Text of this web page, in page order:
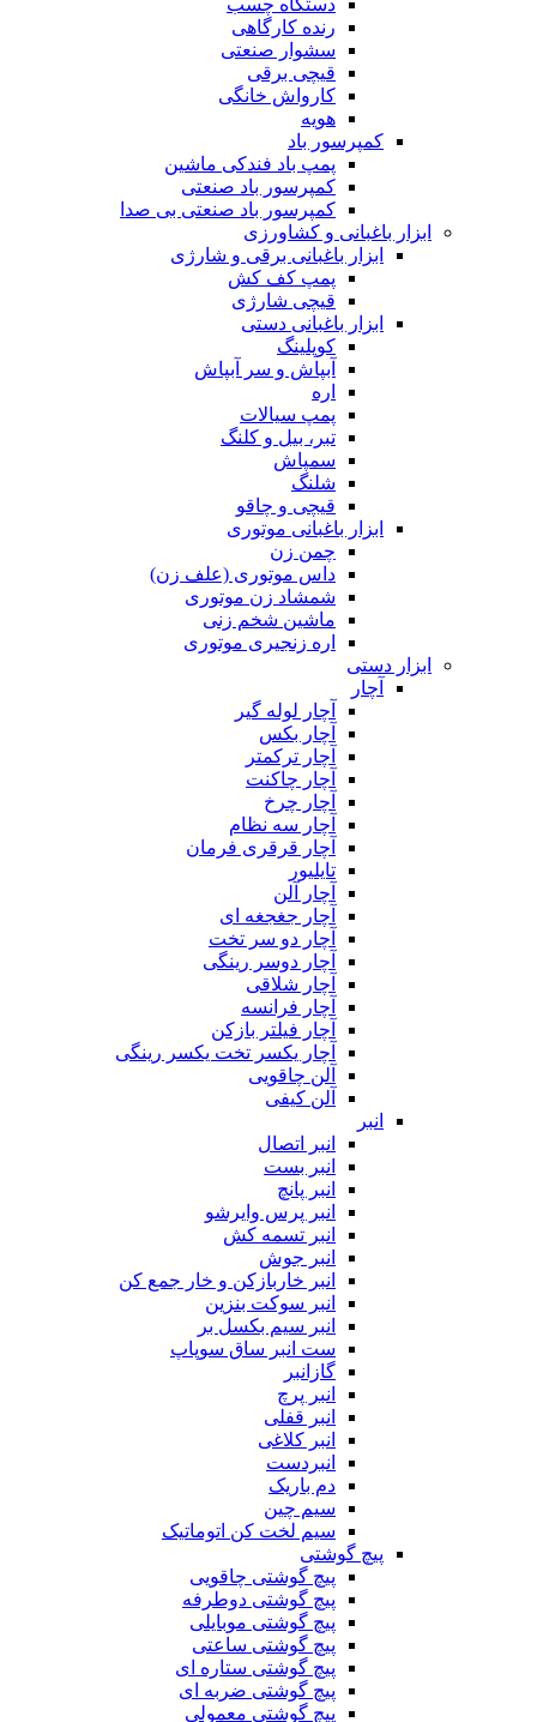
رنده کارگاهی
سشوار صنعتی
قیچی برقی
کارواش خانگی
هویه
کمپرسور باد
پمپ باد فندکی ماشین
کمپرسور باد صنعتی
کمپرسور باد صنعتی بی صدا
ابزار باغبانی و کشاورزی
ابزار باغبانی برقی و شارژی
پمپ کف کش
قیچی شارژی
ابزار باغبانی دستی
کوپلینگ
آبپاش و سر آبپاش
اره
پمپ سیالات
تبر، بیل و کلنگ
سمپاش
شلنگ
قیچی و چاقو
ابزار باغبانی موتوری
چمن زن
داس موتوری (علف زن)
شمشاد زن موتوری
ماشین شخم زنی
اره زنجیری موتوری
ابزار دستی
آچار
آچار لوله گیر
آچار بکس
آچار ترکمتر
آچار چاکنت
آچار چرخ
آچار سه نظام
آچار قرقری فرمان
تایلیور
آچار آلن
آچار جغجغه ای
آچار دو سر تخت
آچار دوسر رینگی
آچار شلاقی
آچار فرانسه
آچار فیلتر بازکن
آچار یکسر تخت یکسر رینگی
آلن چاقویی
آلن کیفی
انبر
انبر اتصال
انبر بست
انبر پانچ
انبر پرس وایرشو
انبر تسمه کش
انبر جوش
انبر خاربازکن و خار جمع کن
انبر سوکت بنزین
انبر سیم بکسل بر
ست انبر ساق سوپاپ
گازانبر
انبر پرچ
انبر قفلی
انبر کلاغی
انبردست
دم باریک
سیم چین
سیم لخت کن اتوماتیک
پیچ گوشتی
پیچ گوشتی چاقویی
پیچ گوشتی دوطرفه
پیچ گوشتی موبایلی
پیچ گوشتی ساعتی
پیچ گوشتی ستاره ای
پیچ گوشتی ضربه ای
پیچ گوشتی معمولی